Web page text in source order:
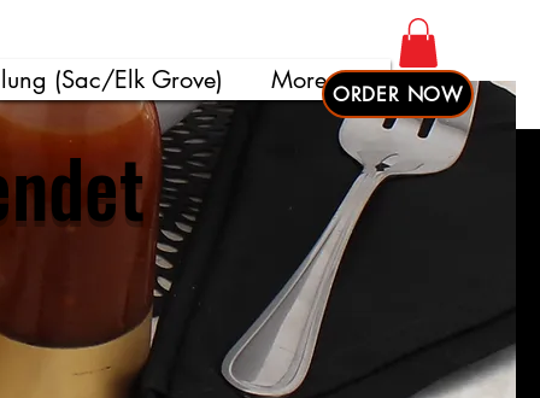
(Sac/Elk Grove) More ORDER NOW